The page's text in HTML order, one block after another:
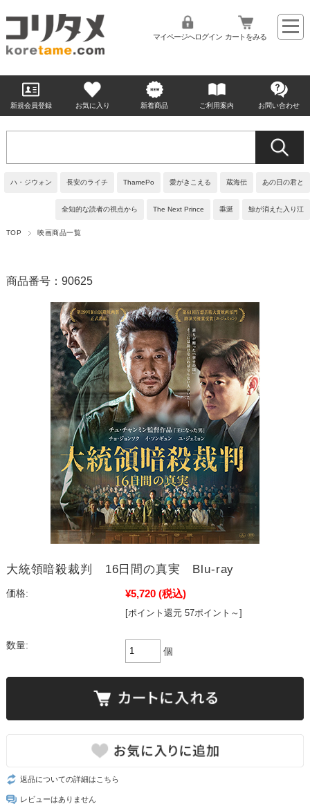
マイページへログイン カートをみる
新規会員登録 お気に入り 新着商品 ご利用案内 お問い合わせ
ハ・ジウォン 長安のライチ ThamePo 愛がきこえる 蔵海伝 あの日の君と
全知的な読者の視点から The Next Prince 垂涎 鯨が消えた入り江
TOP 映画商品一覧
商品番号：90625
大統領暗殺裁判 16日間の真実 Blu-ray
価格: ¥5,720 (税込)
[ポイント還元 57ポイント～]
数量:
個
返品についての詳細はこちら
レビューはありません